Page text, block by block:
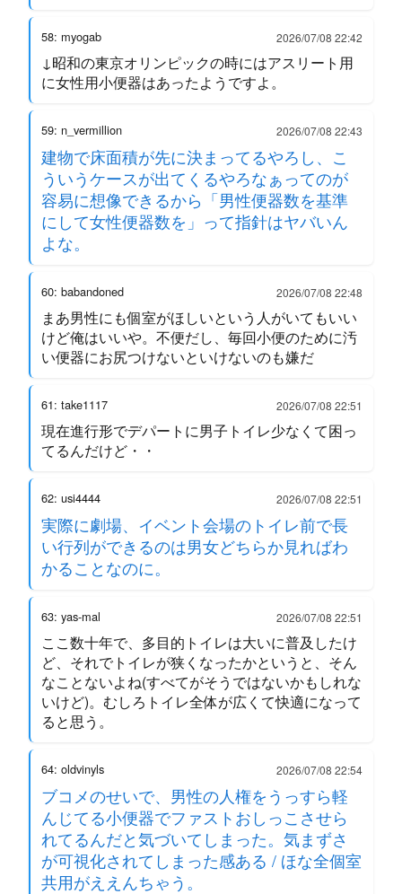
58: myogab 2026/07/08 22:42
↓昭和の東京オリンピックの時にはアスリート用
に女性用小便器はあったようですよ。
59: n_vermillion 2026/07/08 22:43
建物で床面積が先に決まってるやろし、こ
ういうケースが出てくるやろなぁってのが
容易に想像できるから「男性便器数を基準
にして女性便器数を」って指針はヤバいん
よな。
60: babandoned 2026/07/08 22:48
まあ男性にも個室がほしいという人がいてもいい
けど俺はいいや。不便だし、毎回小便のために汚
い便器にお尻つけないといけないのも嫌だ
61: take1117 2026/07/08 22:51
現在進行形でデパートに男子トイレ少なくて困っ
てるんだけど・・
62: usi4444 2026/07/08 22:51
実際に劇場、イベント会場のトイレ前で長
い行列ができるのは男女どちらか見ればわ
かることなのに。
63: yas-mal 2026/07/08 22:51
ここ数十年で、多目的トイレは大いに普及したけ
ど、それでトイレが狭くなったかというと、そん
なことないよね(すべてがそうではないかもしれな
いけど)。むしろトイレ全体が広くて快適になって
ると思う。
64: oldvinyls 2026/07/08 22:54
ブコメのせいで、男性の人権をうっすら軽
んじてる小便器でファストおしっこさせら
れてるんだと気づいてしまった。気まずさ
が可視化されてしまった感ある / ほな全個室
共用がええんちゃう。